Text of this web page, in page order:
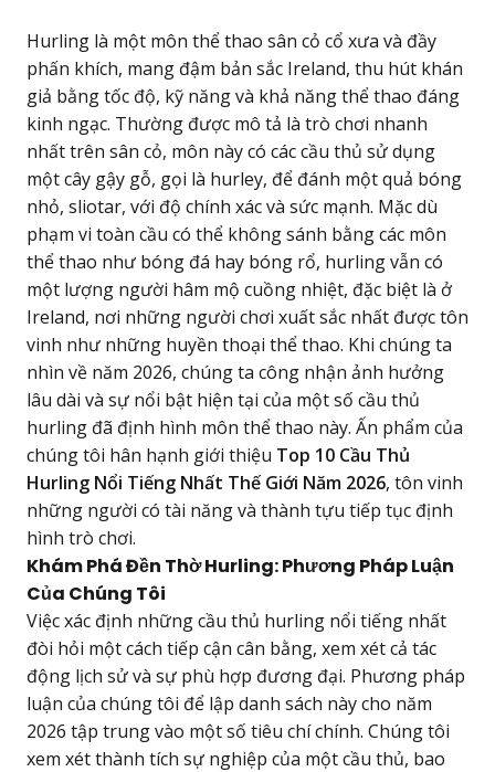
Hurling là một môn thể thao sân cỏ cổ xưa và đầy
phấn khích, mang đậm bản sắc Ireland, thu hút khán
giả bằng tốc độ, kỹ năng và khả năng thể thao đáng
kinh ngạc. Thường được mô tả là trò chơi nhanh
nhất trên sân cỏ, môn này có các cầu thủ sử dụng
một cây gậy gỗ, gọi là hurley, để đánh một quả bóng
nhỏ, sliotar, với độ chính xác và sức mạnh. Mặc dù
phạm vi toàn cầu có thể không sánh bằng các môn
thể thao như bóng đá hay bóng rổ, hurling vẫn có
một lượng người hâm mộ cuồng nhiệt, đặc biệt là ở
Ireland, nơi những người chơi xuất sắc nhất được tôn
vinh như những huyền thoại thể thao. Khi chúng ta
nhìn về năm 2026, chúng ta công nhận ảnh hưởng
lâu dài và sự nổi bật hiện tại của một số cầu thủ
hurling đã định hình môn thể thao này. Ấn phẩm của
chúng tôi hân hạnh giới thiệu Top 10 Cầu Thủ
Hurling Nổi Tiếng Nhất Thế Giới Năm 2026, tôn vinh
những người có tài năng và thành tựu tiếp tục định
hình trò chơi.
Khám Phá Đền Thờ Hurling: Phương Pháp Luận
Của Chúng Tôi
Việc xác định những cầu thủ hurling nổi tiếng nhất
đòi hỏi một cách tiếp cận cân bằng, xem xét cả tác
động lịch sử và sự phù hợp đương đại. Phương pháp
luận của chúng tôi để lập danh sách này cho năm
2026 tập trung vào một số tiêu chí chính. Chúng tôi
xem xét thành tích sự nghiệp của một cầu thủ, bao